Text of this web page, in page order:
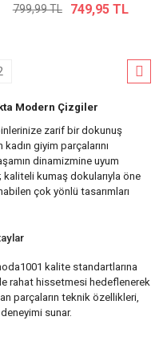
799,99 TL 749,95 TL
Modern Çizgiler
zarif bir dokunuş
giyim parçalarını
dinamizmine uyum
kumaş dokularıyla öne
çok yönlü tasarımları
kalite standartlarına
rahat hissetmesi hedeflenerek
parçaların teknik özellikleri,
sunar.